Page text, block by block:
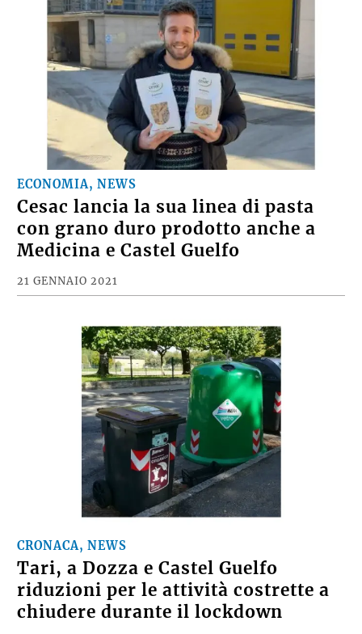
ECONOMIA, NEWS
Cesac lancia la sua linea di pasta
con grano duro prodotto anche a
Medicina e Castel Guelfo
21 GENNAIO 2021
CRONACA, NEWS
Tari, a Dozza e Castel Guelfo
riduzioni per le attività costrette a
chiudere durante il lockdown